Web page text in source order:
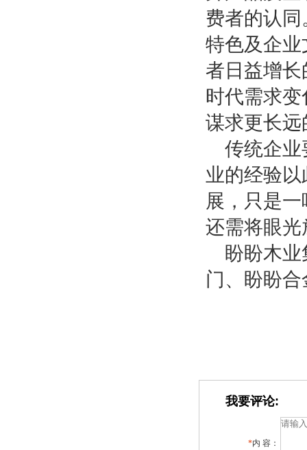
费者的认
特色及企
者日益增
时代需求
谋求更长远
传统企业
业的经验
展，只是
还需将眼
盼盼木
门、盼盼
我要评论:
*内 容：